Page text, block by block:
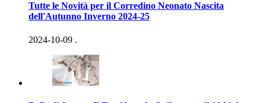
Tutte le Novità per il Corredino Neonato Nascita
dell'Autunno Inverno 2024-25
2024-10-09 .